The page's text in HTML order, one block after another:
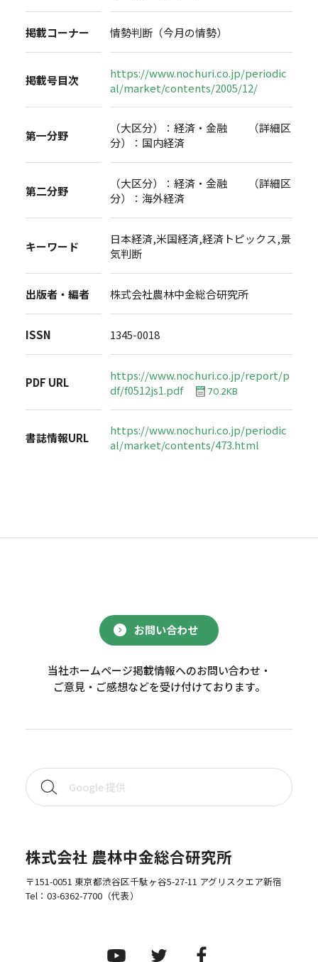
掲載コーナー 情勢判断（今月の情勢）
掲載号目次
https://www.nochuri.co.jp/periodic
al/market/contents/2005/12/
第一分野
（大区分）：経済・金融 （詳細区
分）：国内経済
第二分野
（大区分）：経済・金融 （詳細区
分）：海外経済
キーワード
日本経済,米国経済,経済トピックス,景
気判断
出版者・編者 株式会社農林中金総合研究所
ISSN 1345-0018
PDF URL
https://www.nochuri.co.jp/report/p
df/f0512js1.pdf
70.2KB
書誌情報URL
https://www.nochuri.co.jp/periodic
al/market/contents/473.html
お問い合わせ
当社ホームページ掲載情報へのお問い合わせ・
ご意見・ご感想などを受け付けております。
株式会社 農林中金総合研究所
〒151-0051 東京都渋谷区千駄ヶ谷5-27-11 アグリスクエア新宿
Tel： 03-6362-7700（代表）